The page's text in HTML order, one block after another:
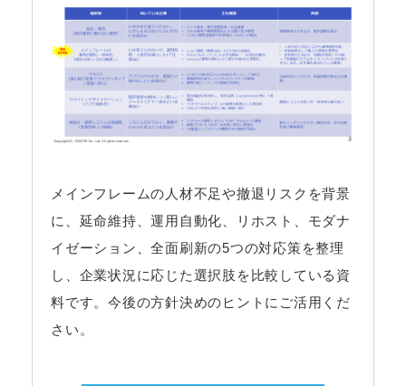
メインフレームの人材不足や撤退リスクを背景
に、延命維持、運用自動化、リホスト、モダナ
イゼーション、全面刷新の5つの対応策を整理
し、企業状況に応じた選択肢を比較している資
料です。今後の方針決めのヒントにご活用くだ
さい。